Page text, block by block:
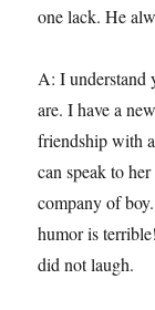
one lack. He
A: I understand
are. I have a
friendship with
can speak to
company of
humor is
did not laugh.